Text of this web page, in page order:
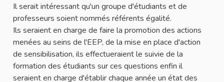
Il serait intéressant qu'un groupe d'étudiants et de
professeurs soient nommés référents égalité.
Ils seraient en charge de faire la promotion des actions
menées au seins de l'EEP, de la mise en place d'action
de sensibilisation, ils effectueraient le suivie de la
formation des étudiants sur ces questions enfin il
seraient en charge d'établir chaque année un état des